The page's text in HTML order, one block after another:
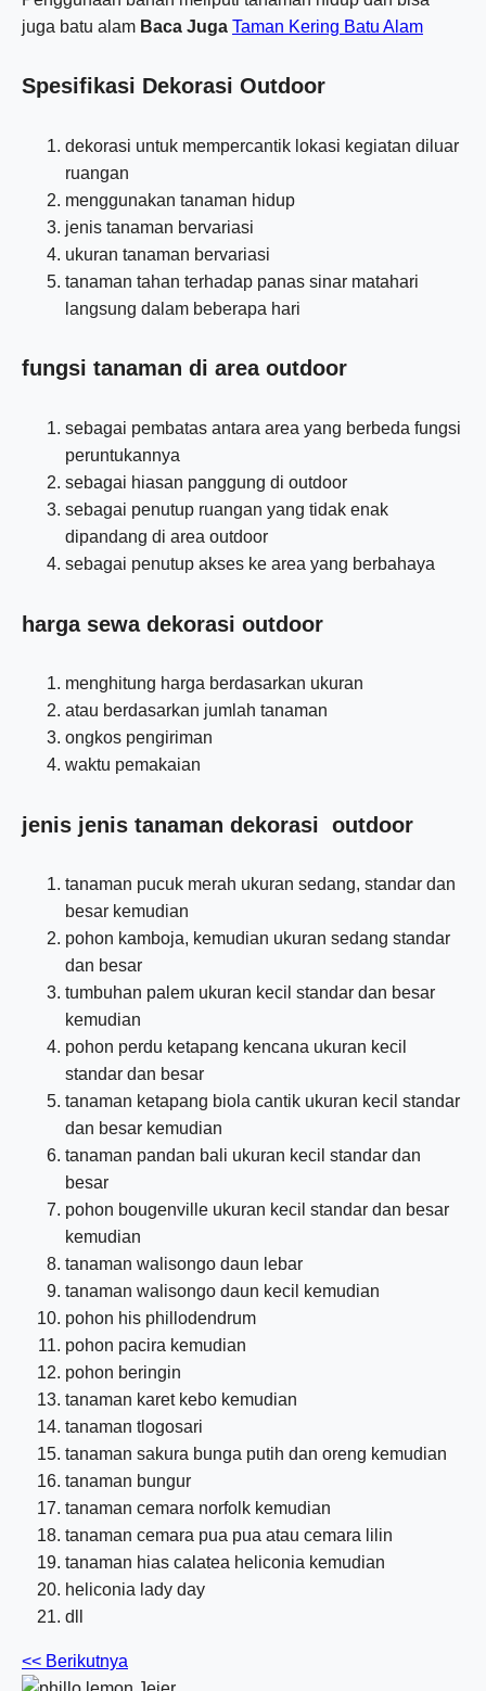
juga batu alam Baca Juga Taman Kering Batu Alam
Spesifikasi Dekorasi Outdoor
dekorasi untuk mempercantik lokasi kegiatan diluar
ruangan
menggunakan tanaman hidup
jenis tanaman bervariasi
ukuran tanaman bervariasi
tanaman tahan terhadap panas sinar matahari
langsung dalam beberapa hari
fungsi tanaman di area outdoor
sebagai pembatas antara area yang berbeda fungsi
peruntukannya
sebagai hiasan panggung di outdoor
sebagai penutup ruangan yang tidak enak
dipandang di area outdoor
sebagai penutup akses ke area yang berbahaya
harga sewa dekorasi outdoor
menghitung harga berdasarkan ukuran
atau berdasarkan jumlah tanaman
ongkos pengiriman
waktu pemakaian
jenis jenis tanaman dekorasi outdoor
tanaman pucuk merah ukuran sedang, standar dan
besar kemudian
pohon kamboja, kemudian ukuran sedang standar
dan besar
tumbuhan palem ukuran kecil standar dan besar
kemudian
pohon perdu ketapang kencana ukuran kecil
standar dan besar
tanaman ketapang biola cantik ukuran kecil standar
dan besar kemudian
tanaman pandan bali ukuran kecil standar dan
besar
pohon bougenville ukuran kecil standar dan besar
kemudian
tanaman walisongo daun lebar
tanaman walisongo daun kecil kemudian
pohon his phillodendrum
pohon pacira kemudian
pohon beringin
tanaman karet kebo kemudian
tanaman tlogosari
tanaman sakura bunga putih dan oreng kemudian
tanaman bungur
tanaman cemara norfolk kemudian
tanaman cemara pua pua atau cemara lilin
tanaman hias calatea heliconia kemudian
heliconia lady day
dll
<< Berikutnya